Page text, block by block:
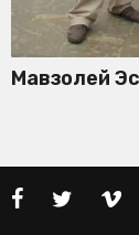
Мавзолей